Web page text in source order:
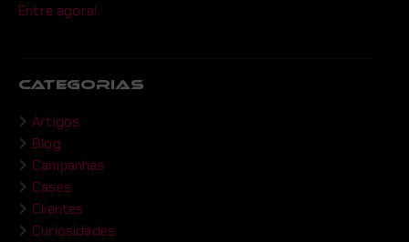
Entre agora!
CATEGORIAS
Artigos
Blog
Campanhas
Cases
Clientes
Curiosidades